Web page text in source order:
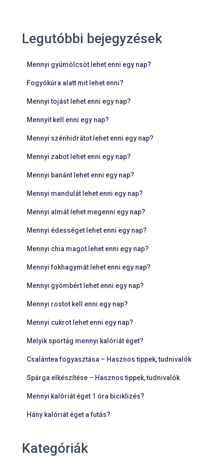
Legutóbbi bejegyzések
Mennyi gyümölcsöt lehet enni egy nap?
Fogyókúra alatt mit lehet enni?
Mennyi tojást lehet enni egy nap?
Mennyit kell enni egy nap?
Mennyi szénhidrátot lehet enni egy nap?
Mennyi zabot lehet enni egy nap?
Mennyi banánt lehet enni egy nap?
Mennyi mandulát lehet enni egy nap?
Mennyi almát lehet megenni egy nap?
Mennyi édességet lehet enni egy nap?
Mennyi chia magot lehet enni egy nap?
Mennyi fokhagymát lehet enni egy nap?
Mennyi gyömbért lehet enni egy nap?
Mennyi rostot kell enni egy nap?
Mennyi cukrot lehet enni egy nap?
Melyik sportág mennyi kalóriát éget?
Csalántea fogyasztása – Hasznos tippek, tudnivalók
Spárga elkészítése – Hasznos tippek, tudnivalók
Mennyi kalóriát éget 1 óra biciklizés?
Hány kalóriát éget a futás?
Kategóriák